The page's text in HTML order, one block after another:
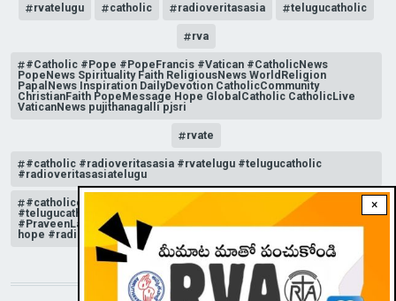
×
rvatelugu catholic radioveritasasia telugucatholic
rva
#Catholic #Pope #PopeFrancis #Vatican #CatholicNews
PopeNews Spirituality Faith ReligiousNews WorldReligion
PapalNews Inspiration DailyDevotion CatholicCommunity
ChristianFaith PopeMessage Hope GlobalCatholic CatholicLive
VaticanNews pujithanagalli pjsri
rvate
#catholic #radioveritasasia #rvatelugu #telugucatholic
#radioveritasasiatelugu
#catholicchurchnews #catholictelugu #telugucatholic
#telugucatholicchurch #radioveritasasia #rvatelugu
#PraveenLakkisetti #reflection #advent #christmas #messageof
hope #radioveritas #rvatelugu #viral #insta
STAY CONNECTED WITH US!